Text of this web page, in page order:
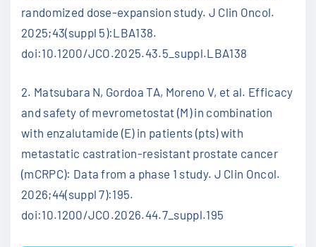
randomized dose-expansion study. J Clin Oncol.
2025;43(suppl 5):LBA138.
doi:10.1200/JCO.2025.43.5_suppl.LBA138
2. Matsubara N, Gordoa TA, Moreno V, et al. Efficacy
and safety of mevrometostat (M) in combination
with enzalutamide (E) in patients (pts) with
metastatic castration-resistant prostate cancer
(mCRPC): Data from a phase 1 study. J Clin Oncol.
2026;44(suppl 7):195.
doi:10.1200/JCO.2026.44.7_suppl.195